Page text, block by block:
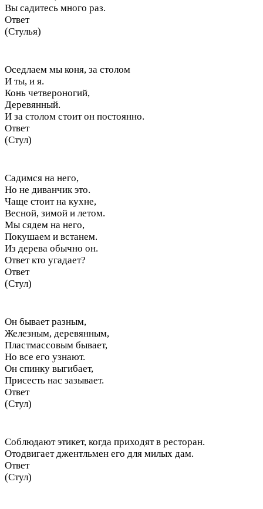
Вы садитесь много раз.
Ответ
(Стулья)
Оседлаем мы коня, за столом
И ты, и я.
Конь четвероногий,
Деревянный.
И за столом стоит он постоянно.
Ответ
(Стул)
Садимся на него,
Но не диванчик это.
Чаще стоит на кухне,
Весной, зимой и летом.
Мы сядем на него,
Покушаем и встанем.
Из дерева обычно он.
Ответ кто угадает?
Ответ
(Стул)
Он бывает разным,
Железным, деревянным,
Пластмассовым бывает,
Но все его узнают.
Он спинку выгибает,
Присесть нас зазывает.
Ответ
(Стул)
Соблюдают этикет, когда приходят в ресторан.
Отодвигает джентльмен его для милых дам.
Ответ
(Стул)